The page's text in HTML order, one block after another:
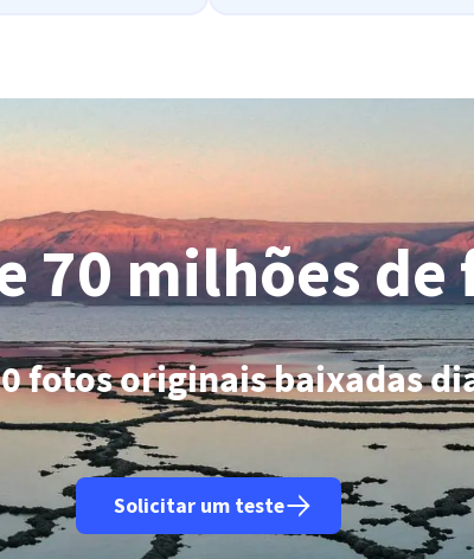
70 milhões de
fotos originais baixadas
Solicitar um teste